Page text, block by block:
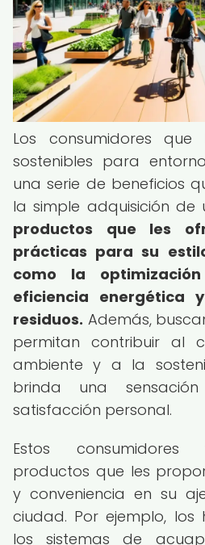
Los consumidores
sostenibles para
una serie de beneficios
la simple adquisición de
productos que les
prácticas para su
como la
eficiencia energética
residuos. Además,
permitan contribuir al
ambiente y a la
brinda una
satisfacción personal.
Estos consumidores
productos que les
y conveniencia en su
ciudad. Por ejemplo, los
los sistemas de